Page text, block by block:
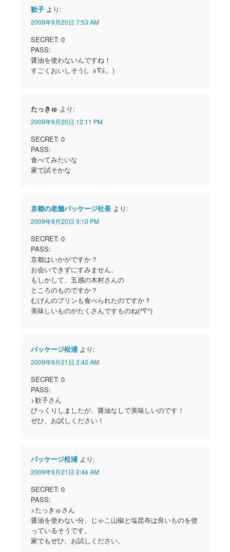
歓子 より:
2009年9月20日 7:53 AM
SECRET: 0
PASS:
醤油を使わないんですね！
すごくおいしそう(。≧∇≦。)
たっきゅ より:
2009年9月20日 12:11 PM
SECRET: 0
PASS:
食べてみたいな
家で試そかな
京都の老舗パッケージ社長 より:
2009年9月20日 9:10 PM
SECRET: 0
PASS:
京都はいかがですか？
お会いできずにすみません。
もしかして、五感の木村さんの
ところのものですか？
むげんのプリンも食べられたのですか？
美味しいものがたくさんですものね(^∇^)
パッケージ松浦 より:
2009年9月21日 2:42 AM
SECRET: 0
PASS:
>歓子さん
びっくりしましたが、醤油なしで美味しいのです！
ぜひ、お試しください！
パッケージ松浦 より:
2009年9月21日 2:44 AM
SECRET: 0
PASS:
>たっきゅさん
醤油を使わない分、じゃこ山椒と塩昆布は良いものを使
っているそうです。
家でもぜひ、お試しください。